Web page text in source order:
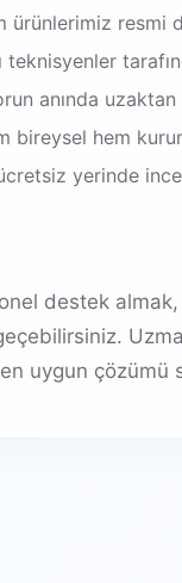
ürünlerimiz resmi
teknisyenler
anında
bireysel hem
yerinde
destek
uygun çözümü